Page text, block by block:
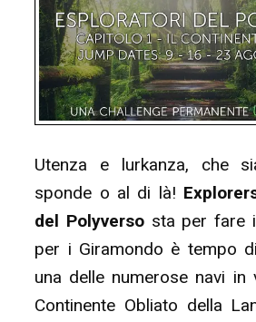
Utenza e lurkanza, che
sponde o al di là!
del Polyverso sta per fare
per i Giramondo è tempo
una delle numerose navi in
Continente Obliato della